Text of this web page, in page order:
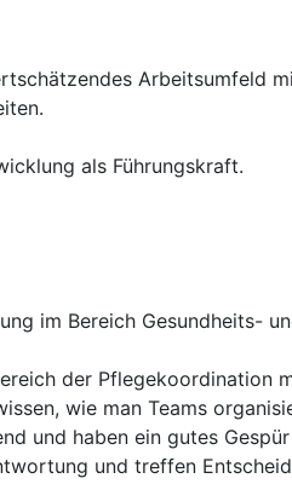
Arbeitsumfeld
als Führungskraft.
im Bereich Gesundheits-
der Pflegekoordination
wie man Teams
und haben ein gutes
und treffen